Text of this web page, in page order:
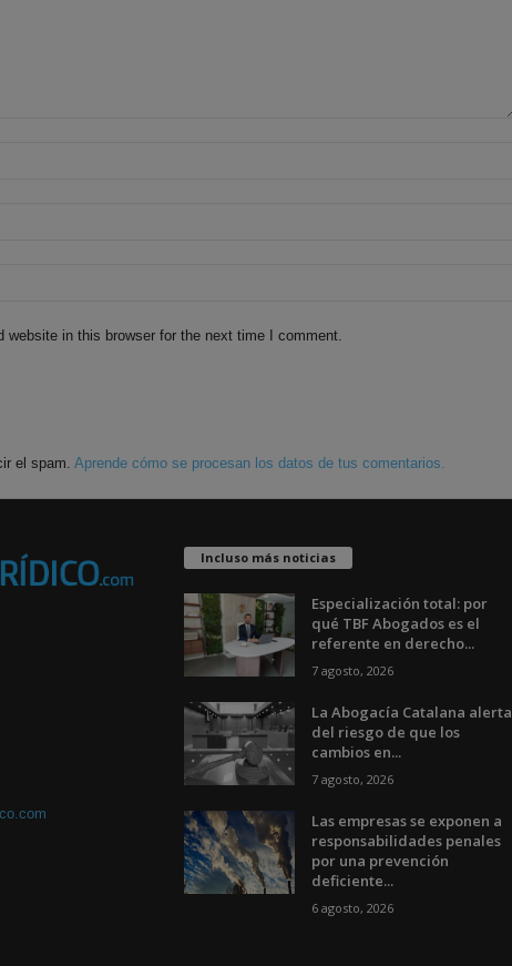
website in this browser for the next time I comment.
el spam. Aprende cómo se procesan los datos de tus comentarios.
Incluso más noticias
Especialización total: por
qué TBF Abogados es el
referente en derecho...
7 agosto, 2026
La Abogacía Catalana alerta
del riesgo de que los
cambios en...
7 agosto, 2026
Las empresas se exponen a
responsabilidades penales
por una prevención
deficiente...
6 agosto, 2026